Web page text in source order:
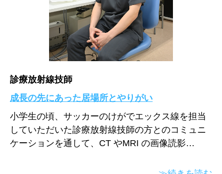
診療放射線技師
成長の先にあった居場所とやりがい
小学生の頃、サッカーのけがでエックス線を担当
していただいた診療放射線技師の方とのコミュニ
ケーションを通して、CT やMRI の画像読影…